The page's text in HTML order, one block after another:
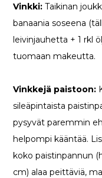
Vinkki: Taikinan
banaania soseena
leivinjauhetta + 1 rkl
tuomaan makeutta.
Vinkkejä paistoon:
sileäpintaista
pysyvät paremmin
helpompi kääntää.
koko paistinpannun
cm) alaa peittäviä,